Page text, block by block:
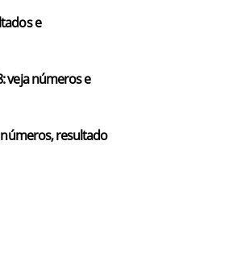
e
veja números e
números, resultado